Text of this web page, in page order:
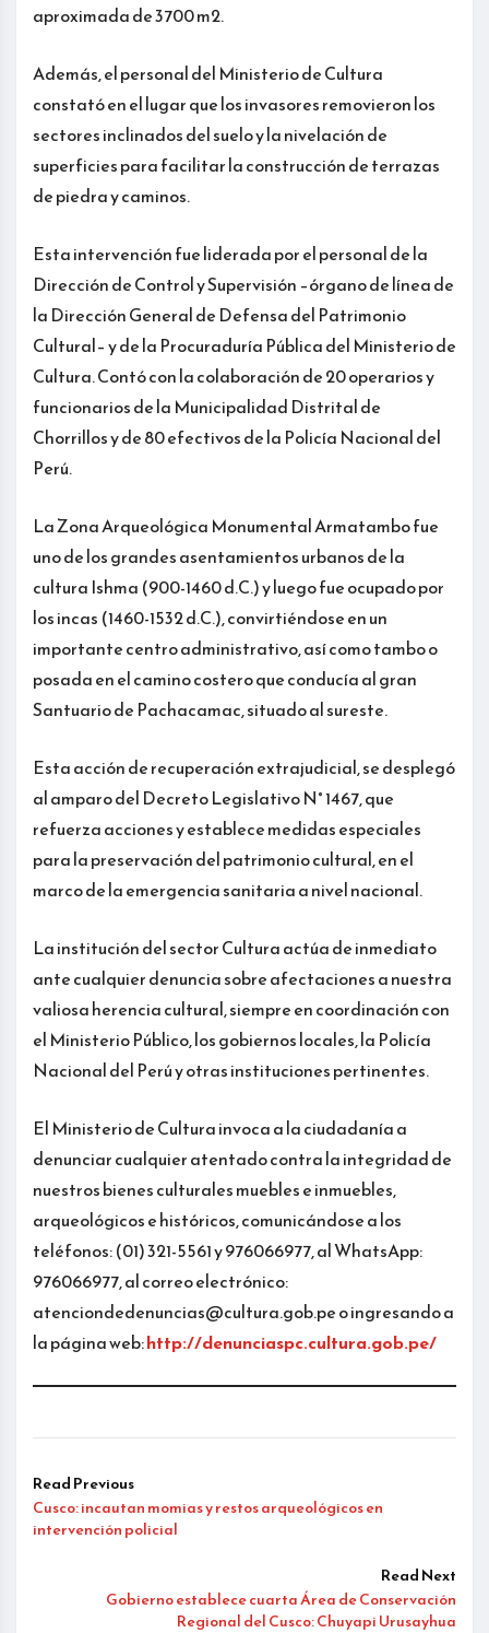
aproximada de 3700 m2.
Además, el personal del Ministerio de Cultura
constató en el lugar que los invasores removieron los
sectores inclinados del suelo y la nivelación de
superficies para facilitar la construcción de terrazas
de piedra y caminos.
Esta intervención fue liderada por el personal de la
Dirección de Control y Supervisión –órgano de línea de
la Dirección General de Defensa del Patrimonio
Cultural– y de la Procuraduría Pública del Ministerio de
Cultura. Contó con la colaboración de 20 operarios y
funcionarios de la Municipalidad Distrital de
Chorrillos y de 80 efectivos de la Policía Nacional del
Perú.
La Zona Arqueológica Monumental Armatambo fue
uno de los grandes asentamientos urbanos de la
cultura Ishma (900-1460 d.C.) y luego fue ocupado por
los incas (1460-1532 d.C.), convirtiéndose en un
importante centro administrativo, así como tambo o
posada en el camino costero que conducía al gran
Santuario de Pachacamac, situado al sureste.
Esta acción de recuperación extrajudicial, se desplegó
al amparo del Decreto Legislativo N° 1467, que
refuerza acciones y establece medidas especiales
para la preservación del patrimonio cultural, en el
marco de la emergencia sanitaria a nivel nacional.
La institución del sector Cultura actúa de inmediato
ante cualquier denuncia sobre afectaciones a nuestra
valiosa herencia cultural, siempre en coordinación con
el Ministerio Público, los gobiernos locales, la Policía
Nacional del Perú y otras instituciones pertinentes.
El Ministerio de Cultura invoca a la ciudadanía a
denunciar cualquier atentado contra la integridad de
nuestros bienes culturales muebles e inmuebles,
arqueológicos e históricos, comunicándose a los
teléfonos: (01) 321-5561 y 976066977, al WhatsApp:
976066977, al correo electrónico:
atenciondedenuncias@cultura.gob.pe o ingresando a
la página web:http://denunciaspc.cultura.gob.pe/
Read Previous
Cusco: incautan momias y restos arqueológicos en
intervención policial
Read Next
Gobierno establece cuarta Área de Conservación
Regional del Cusco: Chuyapi Urusayhua